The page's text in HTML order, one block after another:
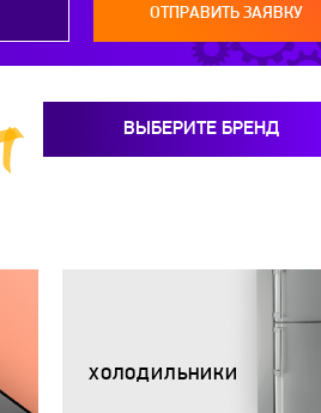
ОТПРАВИТЬ ЗАЯВКУ
ВЫБЕРИТЕ БРЕНД
ХОЛОДИЛЬНИКИ